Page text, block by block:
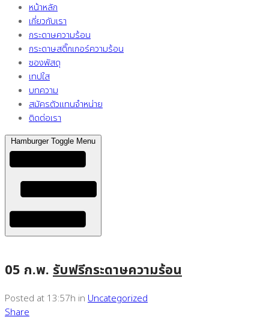
หน้าหลัก
เกี่ยวกับเรา
กระดาษความร้อน
กระดาษสติ๊กเกอร์ความร้อน
ซองพัสดุ
เทปใส
บทความ
สมัครตัวแทนจำหน่าย
ติดต่อเรา
Hamburger Toggle Menu
05 ก.พ. รับฟรีกระดาษความร้อน
Posted at 13:57h in Uncategorized
Share